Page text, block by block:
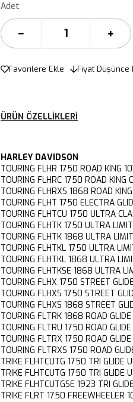
Adet
Favorilere Ekle Fiyat Düşünce
ÜRÜN ÖZELLIKLERI
HARLEY DAVIDSON
TOURING FLHR 1750 ROAD KING
TOURING FLHRC 1750 ROAD
TOURING FLHRXS 1868 ROAD
TOURING FLHT 1750 ELECTRA
TOURING FLHTCU 1750 ULTRA
TOURING FLHTK 1750 ULTRA
TOURING FLHTK 1868 ULTRA
TOURING FLHTKL 1750 ULTRA
TOURING FLHTKL 1868 ULTRA
TOURING FLHTKSE 1868 ULTRA
TOURING FLHX 1750 STREET
TOURING FLHXS 1750 STREET
TOURING FLHXS 1868 STREET
TOURING FLTRK 1868 ROAD
TOURING FLTRU 1750 ROAD
TOURING FLTRX 1750 ROAD
TOURING FLTRXS 1750 ROAD
TRIKE FLHTCUTG 1750 TRI
TRIKE FLHTCUTG 1750 TRI
TRIKE FLHTCUTGSE 1923 TRI
TRIKE FLRT 1750